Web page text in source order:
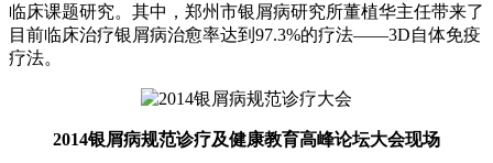
临床课题研究。其中，郑州市银屑病研究所董植华主任带来了
目前临床治疗银屑病治愈率达到97.3%的疗法——3D自体免疫
疗法。
2014银屑病规范诊疗及健康教育高峰论坛大会现场